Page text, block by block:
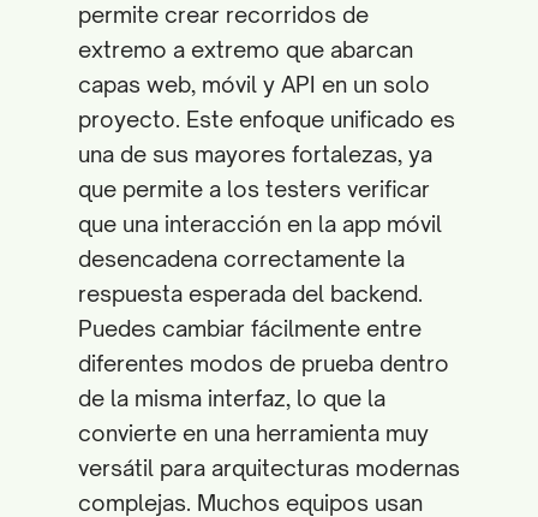
permite crear recorridos de
extremo a extremo que abarcan
capas web, móvil y API en un solo
proyecto. Este enfoque unificado es
una de sus mayores fortalezas, ya
que permite a los testers verificar
que una interacción en la app móvil
desencadena correctamente la
respuesta esperada del backend.
Puedes cambiar fácilmente entre
diferentes modos de prueba dentro
de la misma interfaz, lo que la
convierte en una herramienta muy
versátil para arquitecturas modernas
complejas. Muchos equipos usan